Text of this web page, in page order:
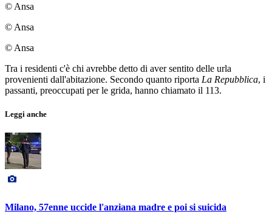
© Ansa
© Ansa
© Ansa
Tra i residenti c'è chi avrebbe detto di aver sentito delle urla
provenienti dall'abitazione. Secondo quanto riporta La Repubblica, i
passanti, preoccupati per le grida, hanno chiamato il 113.
Leggi anche
Milano, 57enne uccide l'anziana madre e poi si suicida